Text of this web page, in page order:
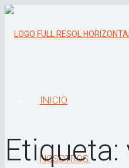
INICIO
NOSOTROS
Etiqueta: